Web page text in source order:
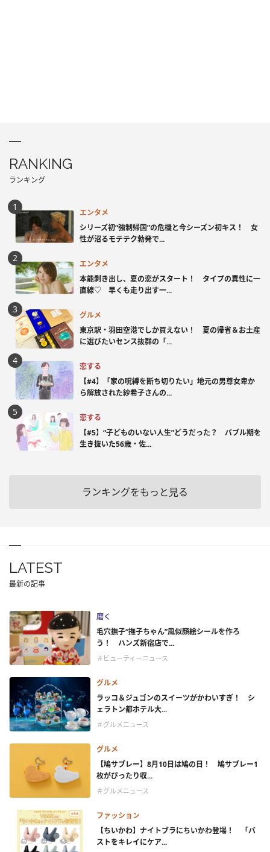
RANKING
ランキング
エンタメ
シリーズ初“強制帰国”の危機と今シーズン初キス！ 女
性が沼るモテテク勃発で...
エンタメ
本能剥き出し、夏の恋がスタート！ タイプの異性に一
直線♡ 早くも走り出す一...
グルメ
東京駅・羽田空港でしか買えない！ 夏の帰省＆お土産
に選びたいセンス抜群の「...
恋する
【#4】「家の呪縛を断ち切りたい」地元の男尊女卑か
ら解放された紗希子さんの...
恋する
【#5】“子どものいない人生”どうだった？ バブル期を
生き抜いた56歳・佐...
ランキングをもっと見る
LATEST
最新の記事
磨く
毛穴撫子“撫子ちゃん”風似顔絵シールを作ろ
う！ ハンズ新宿店で...
＃ビューティーニュース
グルメ
ラッコ＆ジュゴンのスイーツがかわいすぎ！ シ
ェラトン都ホテル大...
＃グルメニュース
グルメ
【鳩サブレー】8月10日は鳩の日！ 鳩サブレー1
枚がぴったり収...
＃グルメニュース
ファッション
【ちいかわ】ナイトブラにちいかわ登場！ 「バ
ストをキレイにケア...